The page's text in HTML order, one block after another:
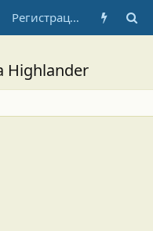
Регистрация
Highlander